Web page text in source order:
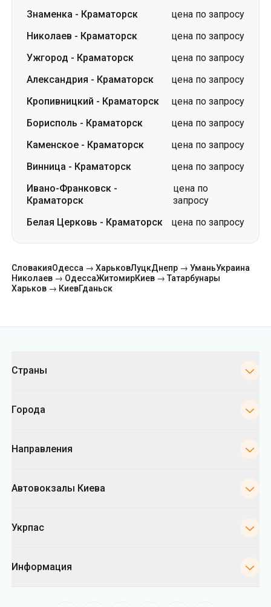
Знаменка - Краматорск
цена по запросу
Николаев - Краматорск
цена по запросу
Ужгород - Краматорск
цена по запросу
Александрия - Краматорск
цена по запросу
Кропивницкий - Краматорск
цена по запросу
Борисполь - Краматорск
цена по запросу
Каменское - Краматорск
цена по запросу
Винница - Краматорск
цена по запросу
Ивано-Франковск -
Краматорск
цена по
запросу
Белая Церковь - Краматорск цена по запросу
СловакияОдесса → ХарьковЛуцкДнепр → УманьУкраина
Николаев → ОдессаЖитомирКиев → Татарбунары
Харьков → КиевГданьск
Страны
Города
Направления
Автовокзалы Киева
Укрпас
Информация